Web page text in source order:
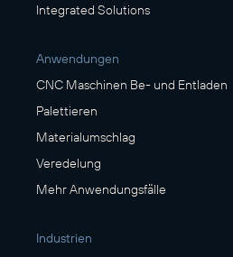
Integrated Solutions
Anwendungen
CNC Maschinen Be- und Entladen
Palettieren
Materialumschlag
Veredelung
Mehr Anwendungsfälle
Industrien